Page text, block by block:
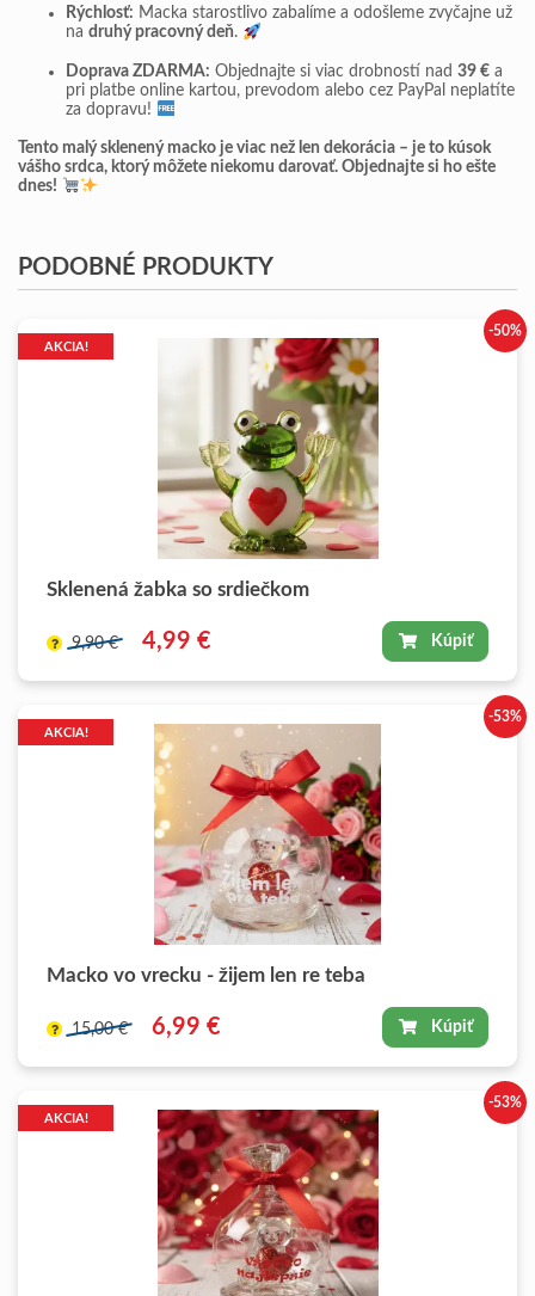
Rýchlosť: Macka starostlivo zabalíme a odošleme zvyčajne už
na druhý pracovný deň.
Doprava ZDARMA: Objednajte si viac drobností nad 39 € a
pri platbe online kartou, prevodom alebo cez PayPal neplatíte
za dopravu!
Tento malý sklenený macko je viac než len dekorácia – je to kúsok
vášho srdca, ktorý môžete niekomu darovať. Objednajte si ho ešte
dnes!
PODOBNÉ PRODUKTY
AKCIA!
-50%
Sklenená žabka so srdiečkom
9,90 € 4,99 € Kúpiť
AKCIA!
-53%
Macko vo vrecku - žijem len re teba
15,00 € 6,99 € Kúpiť
AKCIA!
-53%